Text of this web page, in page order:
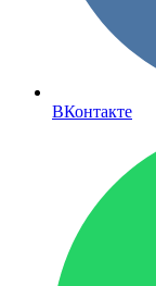
ВКонтакте